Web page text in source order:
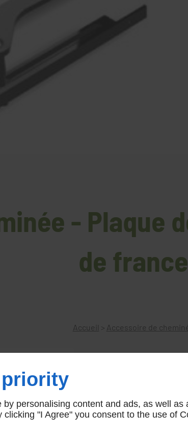
- Plaque
de france
Accueil > Accessoire de
couronne de france
personalising content and ads, as well as
"I Agree" you consent to the use of